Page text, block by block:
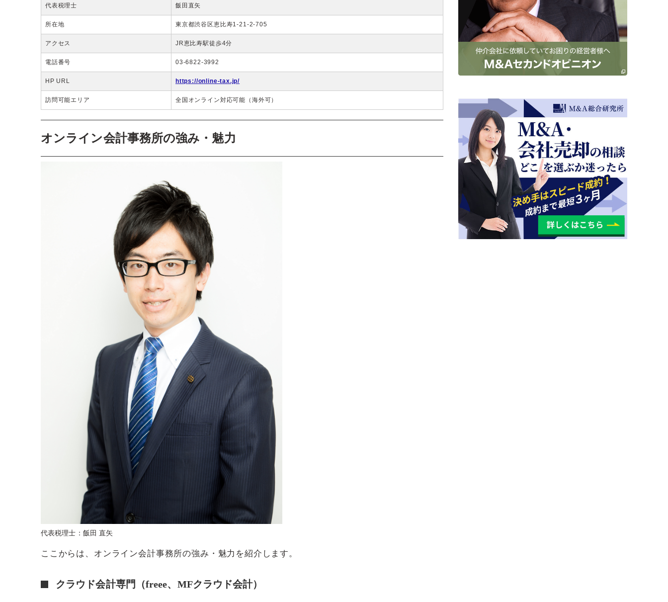
代表税理士 飯田直矢
所在地 東京都渋谷区恵比寿1-21-2-705
アクセス JR恵比寿駅徒歩4分
電話番号 03-6822-3992
HP URL https://online-tax.jp/
訪問可能エリア 全国オンライン対応可能（海外可）
オンライン会計事務所の強み・魅力
代表税理士：飯田 直矢
ここからは、オンライン会計事務所の強み・魅力を紹介します。
クラウド会計専門（freee、MFクラウド会計）